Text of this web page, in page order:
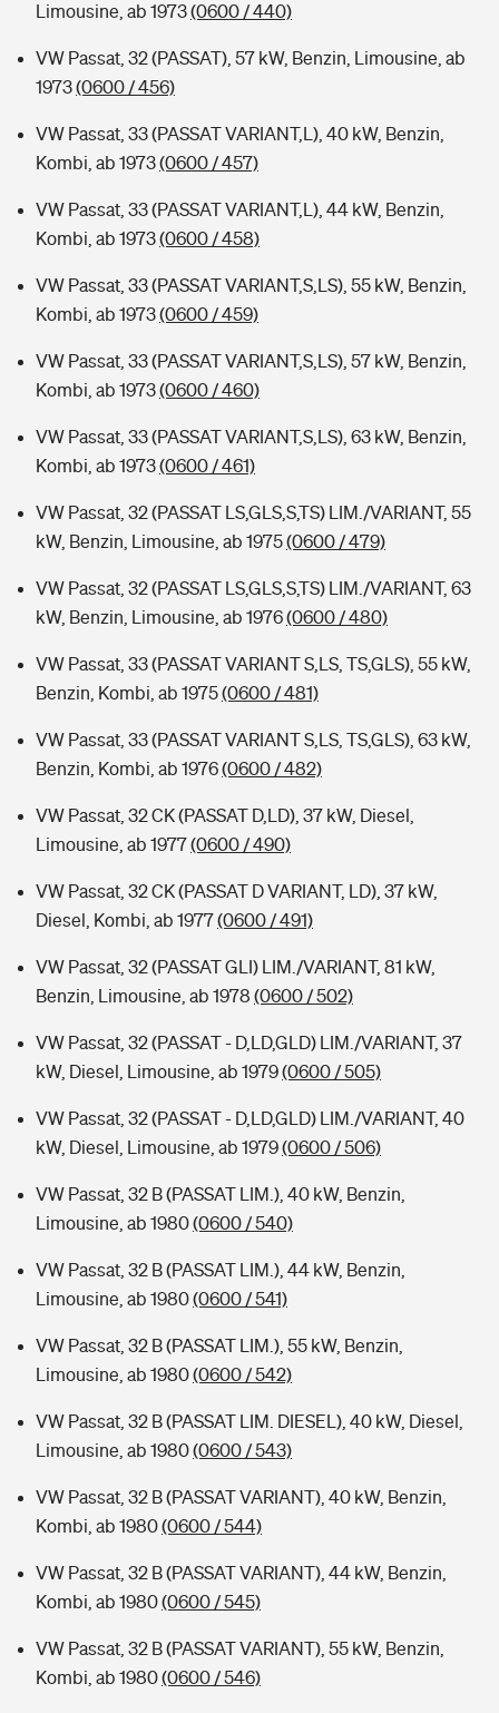
Limousine, ab 1973(0600 / 440)
VW Passat, 32 (PASSAT), 57 kW, Benzin, Limousine, ab
1973(0600 / 456)
VW Passat, 33 (PASSAT VARIANT,L), 40 kW, Benzin,
Kombi, ab 1973(0600 / 457)
VW Passat, 33 (PASSAT VARIANT,L), 44 kW, Benzin,
Kombi, ab 1973(0600 / 458)
VW Passat, 33 (PASSAT VARIANT,S,LS), 55 kW, Benzin,
Kombi, ab 1973(0600 / 459)
VW Passat, 33 (PASSAT VARIANT,S,LS), 57 kW, Benzin,
Kombi, ab 1973(0600 / 460)
VW Passat, 33 (PASSAT VARIANT,S,LS), 63 kW, Benzin,
Kombi, ab 1973(0600 / 461)
VW Passat, 32 (PASSAT LS,GLS,S,TS) LIM./VARIANT, 55
kW, Benzin, Limousine, ab 1975(0600 / 479)
VW Passat, 32 (PASSAT LS,GLS,S,TS) LIM./VARIANT, 63
kW, Benzin, Limousine, ab 1976(0600 / 480)
VW Passat, 33 (PASSAT VARIANT S,LS, TS,GLS), 55 kW,
Benzin, Kombi, ab 1975(0600 / 481)
VW Passat, 33 (PASSAT VARIANT S,LS, TS,GLS), 63 kW,
Benzin, Kombi, ab 1976(0600 / 482)
VW Passat, 32 CK (PASSAT D,LD), 37 kW, Diesel,
Limousine, ab 1977(0600 / 490)
VW Passat, 32 CK (PASSAT D VARIANT, LD), 37 kW,
Diesel, Kombi, ab 1977(0600 / 491)
VW Passat, 32 (PASSAT GLI) LIM./VARIANT, 81 kW,
Benzin, Limousine, ab 1978 (0600 / 502)
VW Passat, 32 (PASSAT - D,LD,GLD) LIM./VARIANT, 37
kW, Diesel, Limousine, ab 1979(0600 / 505)
VW Passat, 32 (PASSAT - D,LD,GLD) LIM./VARIANT, 40
kW, Diesel, Limousine, ab 1979(0600 / 506)
VW Passat, 32 B (PASSAT LIM.), 40 kW, Benzin,
Limousine, ab 1980(0600 / 540)
VW Passat, 32 B (PASSAT LIM.), 44 kW, Benzin,
Limousine, ab 1980(0600 / 541)
VW Passat, 32 B (PASSAT LIM.), 55 kW, Benzin,
Limousine, ab 1980(0600 / 542)
VW Passat, 32 B (PASSAT LIM. DIESEL), 40 kW, Diesel,
Limousine, ab 1980(0600 / 543)
VW Passat, 32 B (PASSAT VARIANT), 40 kW, Benzin,
Kombi, ab 1980(0600 / 544)
VW Passat, 32 B (PASSAT VARIANT), 44 kW, Benzin,
Kombi, ab 1980(0600 / 545)
VW Passat, 32 B (PASSAT VARIANT), 55 kW, Benzin,
Kombi, ab 1980(0600 / 546)